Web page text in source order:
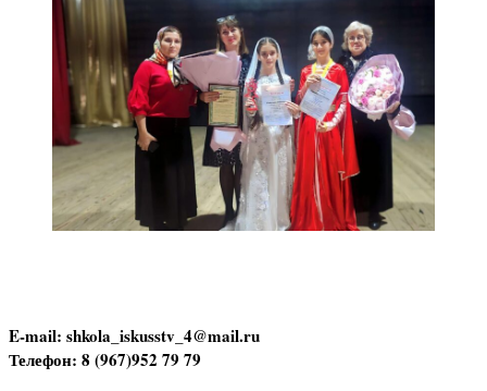
E-mail: shkola_iskusstv_4@mail.ru
Телефон: 8 (967)952 79 79